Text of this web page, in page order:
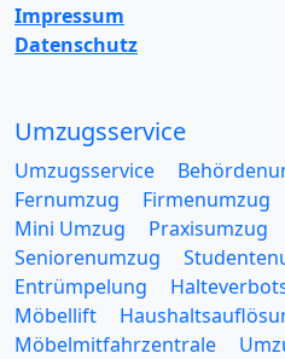
Impressum
Datenschutz
Umzugsservice
Umzugsservice
Fernumzug
Firmenumzug
Mini Umzug
Praxisumzug
Seniorenumzug
Entrümpelung
Möbellift
Möbelmitfahrzentrale